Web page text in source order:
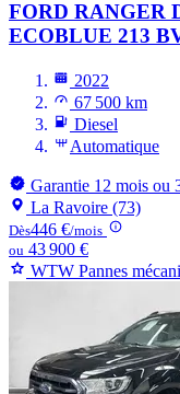
FORD RANGER
ECOBLUE 213
2022
67 500 km
Diesel
Automatique
Garantie 12 mois ou
La Ravoire (73)
Dès446 €/mois
ou 43 900 €
WTW Pannes